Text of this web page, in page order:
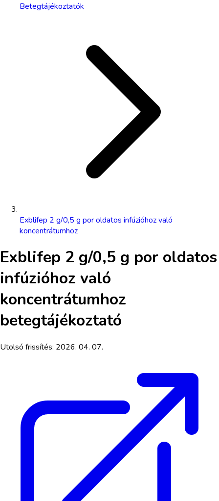
Betegtájékoztatók
Exblifep 2 g/0,5 g por oldatos infúzióhoz való
koncentrátumhoz
Exblifep 2 g/0,5 g por oldatos
infúzióhoz való
koncentrátumhoz
betegtájékoztató
Utolsó frissítés: 2026. 04. 07.